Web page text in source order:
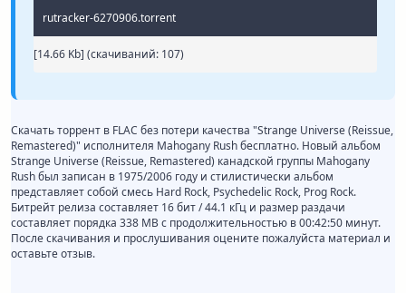
rutracker-6270906.torrent
[14.66 Kb] (cкачиваний: 107)
Скачать торрент в FLAC без потери качества "Strange Universe (Reissue,
Remastered)" исполнителя Mahogany Rush бесплатно. Новый альбом
Strange Universe (Reissue, Remastered) канадской группы Mahogany
Rush был записан в 1975/2006 году и стилистически альбом
представляет собой смесь Hard Rock, Psychedelic Rock, Prog Rock.
Битрейт релиза составляет 16 бит / 44.1 кГц и размер раздачи
составляет порядка 338 MB с продолжительностью в 00:42:50 минут.
После скачивания и прослушивания оцените пожалуйста материал и
оставьте отзыв.